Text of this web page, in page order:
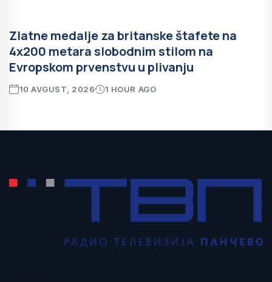
Zlatne medalje za britanske štafete na
4x200 metara slobodnim stilom na
Evropskom prvenstvu u plivanju
10 AVGUST, 2026 1 HOUR AGO